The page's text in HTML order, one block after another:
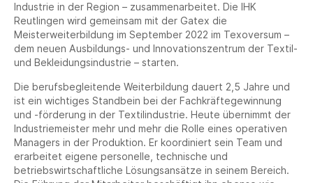
Industrie in der Region – zusammenarbeitet. Die IHK
Reutlingen wird gemeinsam mit der Gatex die
Meisterweiterbildung im September 2022 im Texoversum –
dem neuen Ausbildungs- und Innovationszentrum der Textil-
und Bekleidungsindustrie – starten.
Die berufsbegleitende Weiterbildung dauert 2,5 Jahre und
ist ein wichtiges Standbein bei der Fachkräftegewinnung
und -förderung in der Textilindustrie. Heute übernimmt der
Industriemeister mehr und mehr die Rolle eines operativen
Managers in der Produktion. Er koordiniert sein Team und
erarbeitet eigene personelle, technische und
betriebswirtschaftliche Lösungsansätze in seinem Bereich.